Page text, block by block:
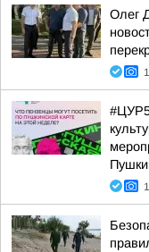
Олег